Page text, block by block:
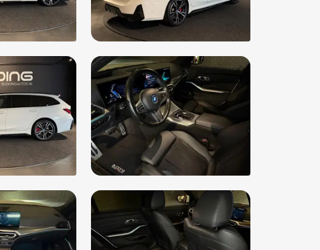
Uitwijk assistent
Variabele stuuroverbrenging
Verkeersbord detectie
Vermoeidheids herkenning
Volledig digitaal instrumentenpaneel
Voorstoelen verwarmd
Zwarte (glans) exterieur delen